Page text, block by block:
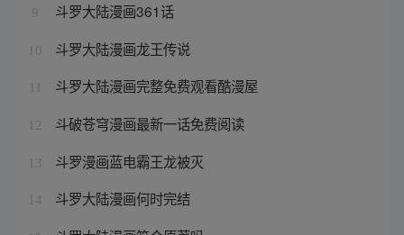
9 斗罗大陆漫画361话
10 斗罗大陆漫画龙王传说
斗罗大陆漫画完整免费观看酷漫屋
12 斗破苍穹漫画最新一话免费阅读
13 斗罗漫画蓝电霸王龙被灭
14 斗罗大陆漫画何时完结